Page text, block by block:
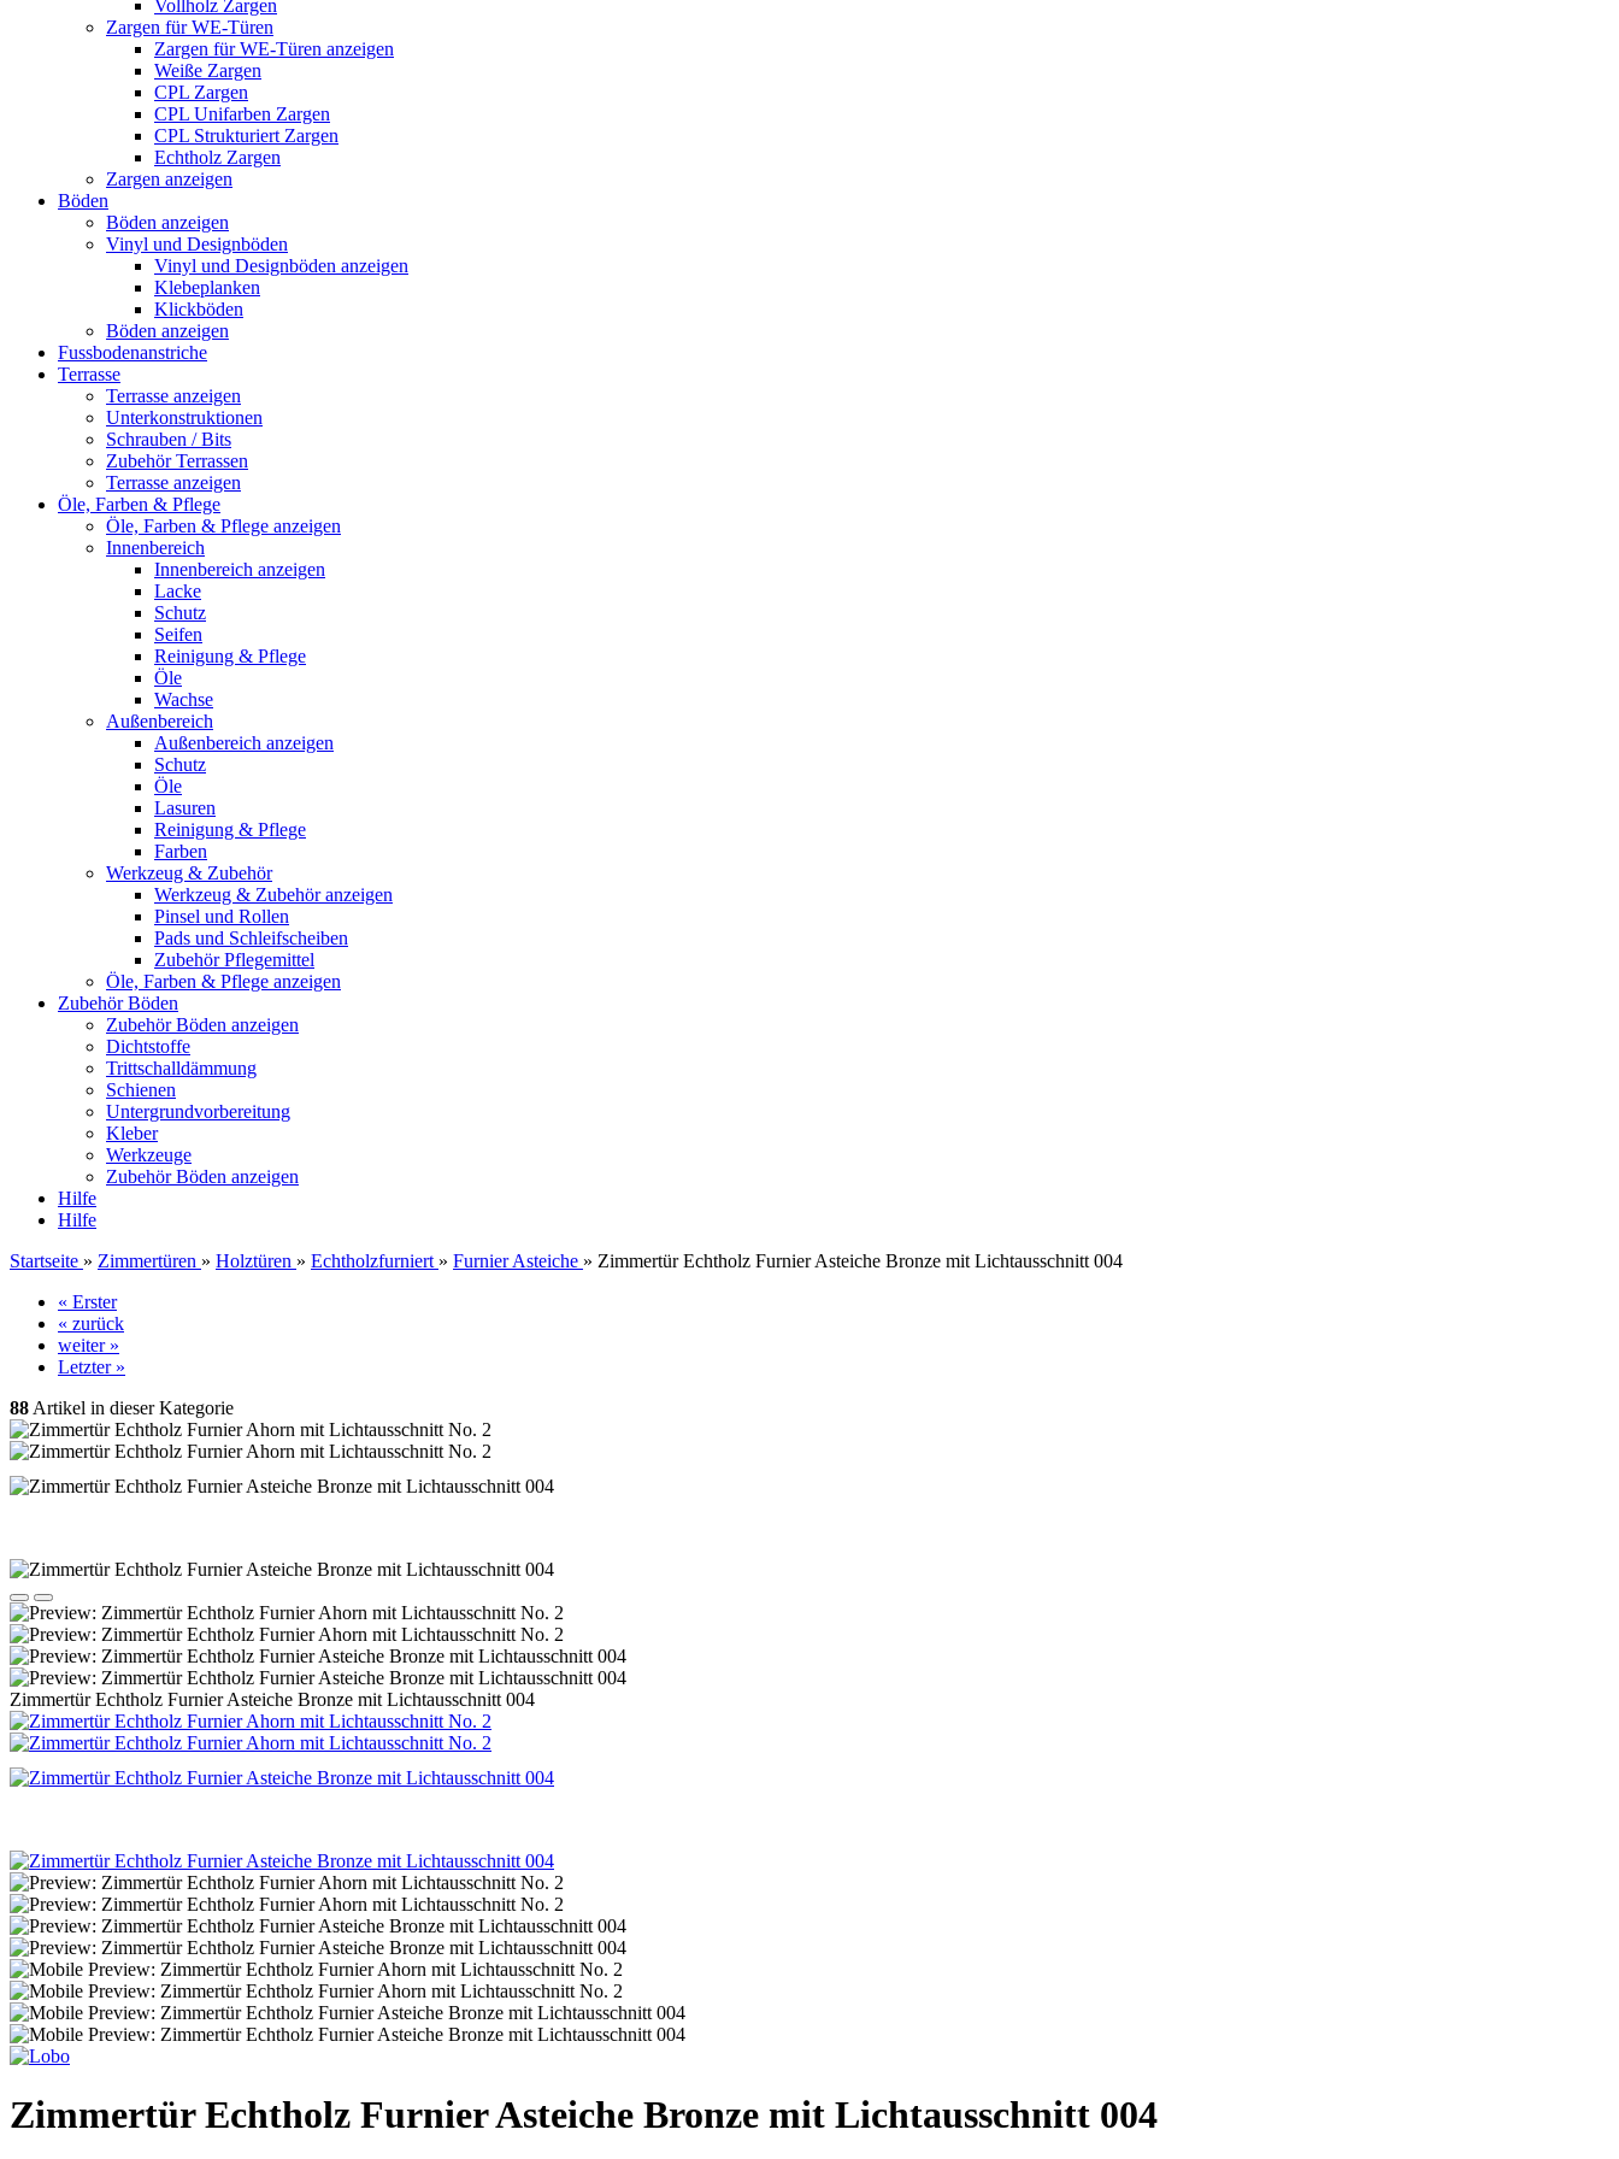
Vollholz Zargen
Zargen für WE-Türen
Zargen für WE-Türen anzeigen
Weiße Zargen
CPL Zargen
CPL Unifarben Zargen
CPL Strukturiert Zargen
Echtholz Zargen
Zargen anzeigen
Böden
Böden anzeigen
Vinyl und Designböden
Vinyl und Designböden anzeigen
Klebeplanken
Klickböden
Böden anzeigen
Fussbodenanstriche
Terrasse
Terrasse anzeigen
Unterkonstruktionen
Schrauben / Bits
Zubehör Terrassen
Terrasse anzeigen
Öle, Farben & Pflege
Öle, Farben & Pflege anzeigen
Innenbereich
Innenbereich anzeigen
Lacke
Schutz
Seifen
Reinigung & Pflege
Öle
Wachse
Außenbereich
Außenbereich anzeigen
Schutz
Öle
Lasuren
Reinigung & Pflege
Farben
Werkzeug & Zubehör
Werkzeug & Zubehör anzeigen
Pinsel und Rollen
Pads und Schleifscheiben
Zubehör Pflegemittel
Öle, Farben & Pflege anzeigen
Zubehör Böden
Zubehör Böden anzeigen
Dichtstoffe
Trittschalldämmung
Schienen
Untergrundvorbereitung
Kleber
Werkzeuge
Zubehör Böden anzeigen
Hilfe
Hilfe
Startseite » Zimmertüren » Holztüren » Echtholzfurniert » Furnier Asteiche » Zimmertür Echtholz Furnier Asteiche Bronze mit Lichtausschnitt 004
« Erster
« zurück
weiter »
Letzter »
88 Artikel in dieser Kategorie
Zimmertür Echtholz Furnier Asteiche Bronze mit Lichtausschnitt 004
Zimmertür Echtholz Furnier Asteiche Bronze mit Lichtausschnitt 004